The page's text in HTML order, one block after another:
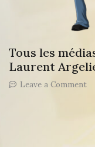
Tous les
Laurent
Leave a Commenton